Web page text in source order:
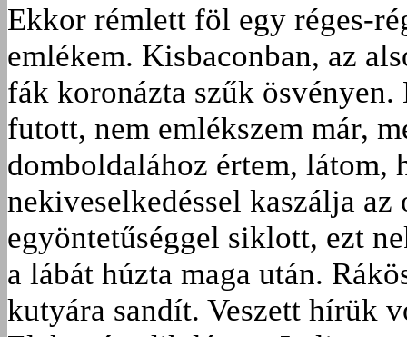
Ekkor rémlett föl egy réges-
emlékem. Kisbaconban, az
fák koronázta szűk
futott, nem emlékszem már,
domboldalához értem, látom,
nekiveselkedéssel kaszálja
egyöntetűséggel siklott, ezt
a lábát húzta maga után.
kutyára sandít. Veszett hírük